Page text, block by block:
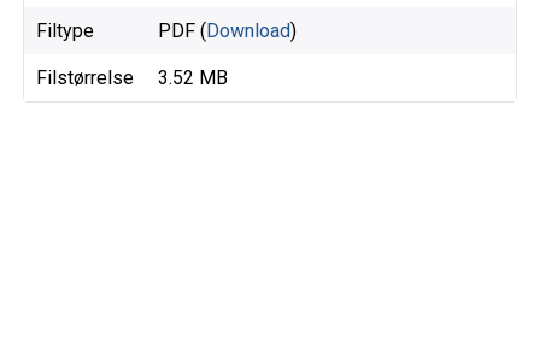
Filtype PDF (Download)
Filstørrelse 3.52 MB